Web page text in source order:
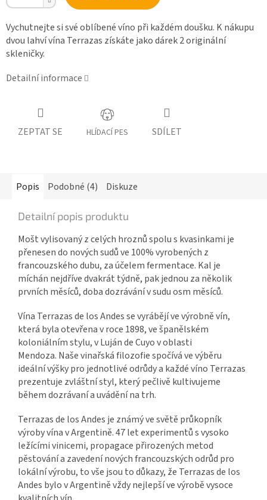
Vychutnejte si své oblíbené víno při každém doušku. K nákupu
dvou lahví vína Terrazas získáte jako dárek 2 originální
skleničky.
Detailní informace
ZEPTAT SE HLÍDACÍ PES SDÍLET
Popis Podobné (4) Diskuze
Detailní popis produktu
Mošt vylisovaný z celých hroznů spolu s kvasinkami je
přenesen do nových sudů ve 100% vyrobených z
francouzského dubu, za účelemfermentace. Kal je
míchán nejdříve dvakrát týdně, pak jednou za několik
prvních měsíců, doba dozrávání v sudu osm měsíců.
Vína Terrazas de los Andes se vyrábějí ve výrobně vín,
která byla otevřena v roce 1898, ve španělském
koloniálním stylu, v Luján de Cuyo v oblasti
Mendoza. Naše vinařská filozofie spočívá ve výběru
ideální výšky pro jednotlivé odrůdy a každé víno Terrazas
prezentuje zvláštní styl, který pečlivě kultivujeme
během dozrávaní a uvádění na trh.
Terrazas de los Andes je známý ve světě průkopník
výroby vína v Argentině. 47 let experimentů s vysoko
ležícími vinicemi, propagace přirozených metod
pěstování a zavedení nových francouzských odrůd pro
lokální výrobu, to vše jsou to důkazy, že Terrazas de los
Andes bylo v Argentině vždy nejlepší ve výrobě vysoce